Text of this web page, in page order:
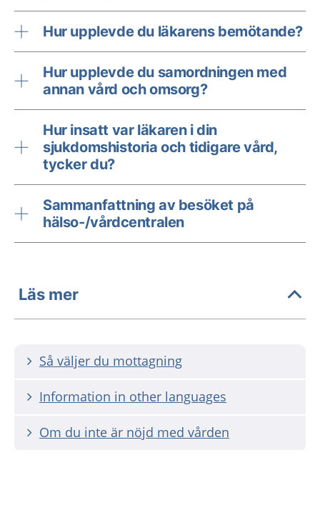
Hur upplevde du läkarens bemötande?
Hur upplevde du samordningen med
annan vård och omsorg?
Hur insatt var läkaren i din
sjukdomshistoria och tidigare vård,
tycker du?
Sammanfattning av besöket på
hälso-/vårdcentralen
Läs mer
Så väljer du mottagning
Information in other languages
Om du inte är nöjd med vården